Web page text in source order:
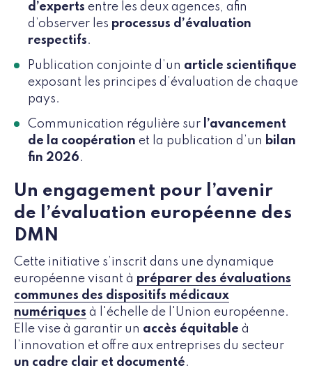
d’experts entre les deux agences, afin
d’observer les processus d’évaluation
respectifs.
Publication conjointe d’un article scientifique
exposant les principes d’évaluation de chaque
pays.
Communication régulière sur l’avancement
de la coopération et la publication d’un bilan
fin 2026.
Un engagement pour l’avenir
de l’évaluation européenne des
DMN
Cette initiative s’inscrit dans une dynamique
européenne visant à préparer des évaluations
communes des dispositifs médicaux
numériques à l'échelle de l'Union européenne.
Elle vise à garantir un accès équitable à
l’innovation et offre aux entreprises du secteur
un cadre clair et documenté.